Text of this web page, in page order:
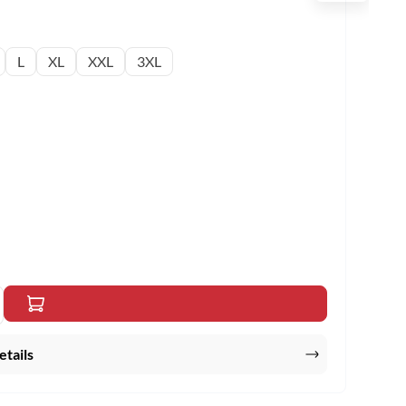
um die Anzahl zu erhöhen oder zu
die Schaltflächen um die Anzahl
L XL XXL 3XL
Wert ein oder benutze die